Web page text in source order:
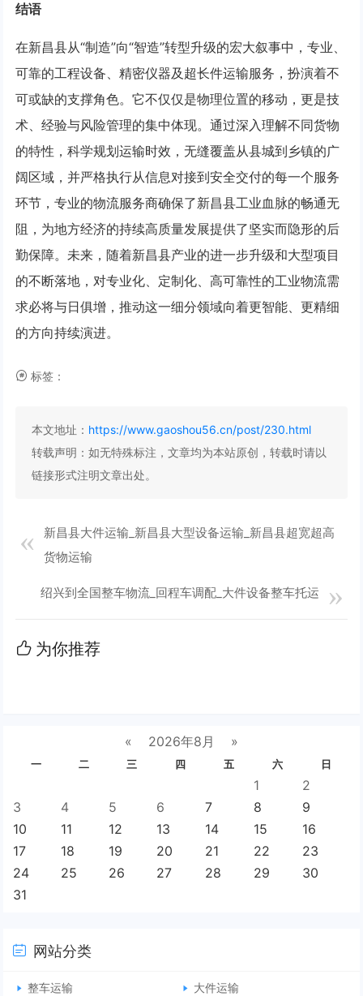
结语
在新昌县从“制造”向“智造”转型升级的宏大叙事中，专业、
可靠的工程设备、精密仪器及超长件运输服务，扮演着不
可或缺的支撑角色。它不仅仅是物理位置的移动，更是技
术、经验与风险管理的集中体现。通过深入理解不同货物
的特性，科学规划运输时效，无缝覆盖从县城到乡镇的广
阔区域，并严格执行从信息对接到安全交付的每一个服务
环节，专业的物流服务商确保了新昌县工业血脉的畅通无
阻，为地方经济的持续高质量发展提供了坚实而隐形的后
勤保障。未来，随着新昌县产业的进一步升级和大型项目
的不断落地，对专业化、定制化、高可靠性的工业物流需
求必将与日俱增，推动这一细分领域向着更智能、更精细
的方向持续演进。
标签：
本文地址： https://www.gaoshou56.cn/post/230.html
转载声明：如无特殊标注，文章均为本站原创，转载时请以
链接形式注明文章出处。
新昌县大件运输_新昌县大型设备运输_新昌县超宽超高
货物运输
绍兴到全国整车物流_回程车调配_大件设备整车托运
为你推荐
« 2026年8月 »
一 二 三 四 五 六 日
1
2
3
4 5 6 7 8
9
10
11 12 13 14 15
16
17
18 19 20 21 22
23
24
25 26 27 28 29
30
31
网站分类
整车运输
大件运输